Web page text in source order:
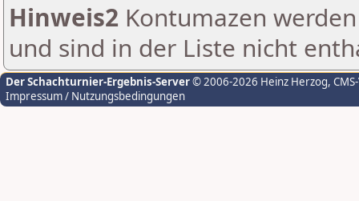
Hinweis2 Kontumazen
und sind in der Liste nicht
Der Schachturnier-Ergebnis-Server© 2006-2026 Heinz Herzog,
Impressum / Nutzungsbedingungen